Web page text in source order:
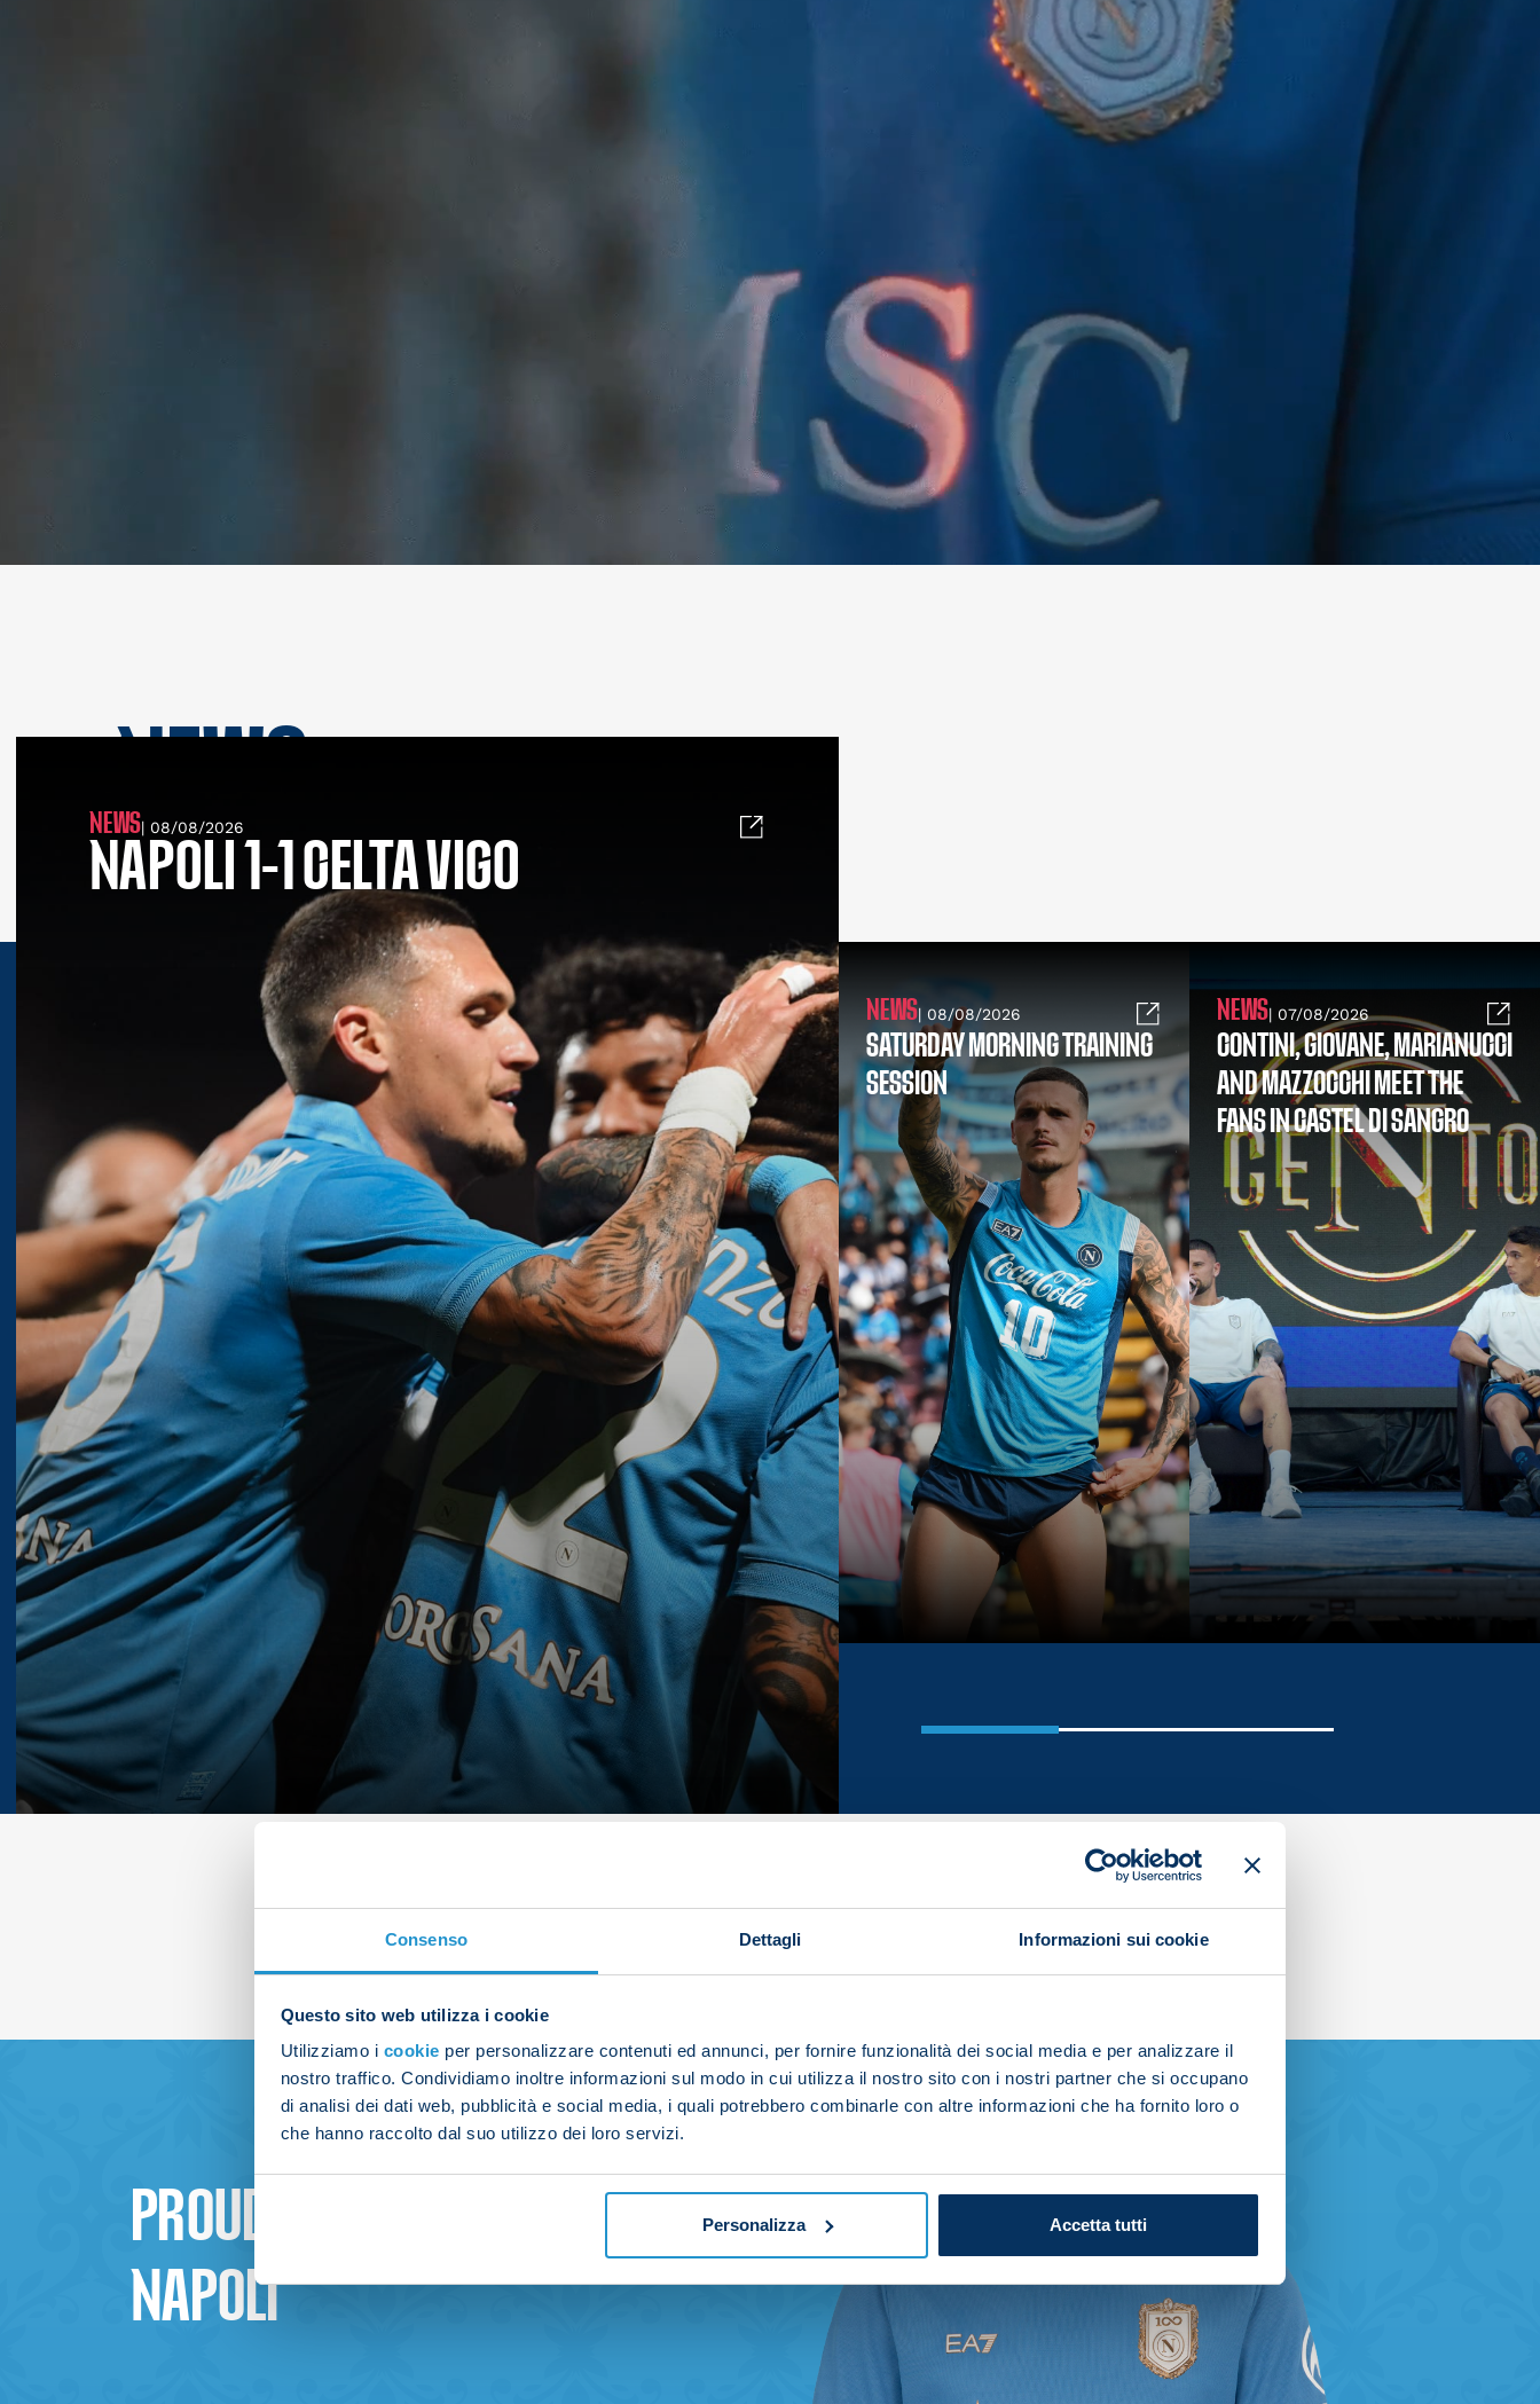
Consenso Dettagli Informazioni sui cookie
Questo sito web utilizza i cookie
Utilizziamo i cookie per personalizzare contenuti ed annunci, per fornire funzionalità dei social media e per analizzare il
nostro traffico. Condividiamo inoltre informazioni sul modo in cui utilizza il nostro sito con i nostri partner che si occupano
di analisi dei dati web, pubblicità e social media, i quali potrebbero combinarle con altre informazioni che ha fornito loro o
che hanno raccolto dal suo utilizzo dei loro servizi.
Personalizza Accetta tutti
NEWS| 08/08/2026
NAPOLI 1-1 CELTA VIGO
NEWS| 08/08/2026
SATURDAY MORNING TRAINING
SESSION
NEWS| 07/08/2026
CONTINI, GIOVANE, MARIANUCCI
AND MAZZOCCHI MEET THE
FANS IN CASTEL DI SANGRO
PROUD TO BE
NAPOLI